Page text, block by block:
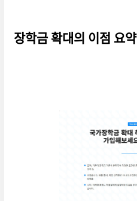
장학금 확대의 이점 요약